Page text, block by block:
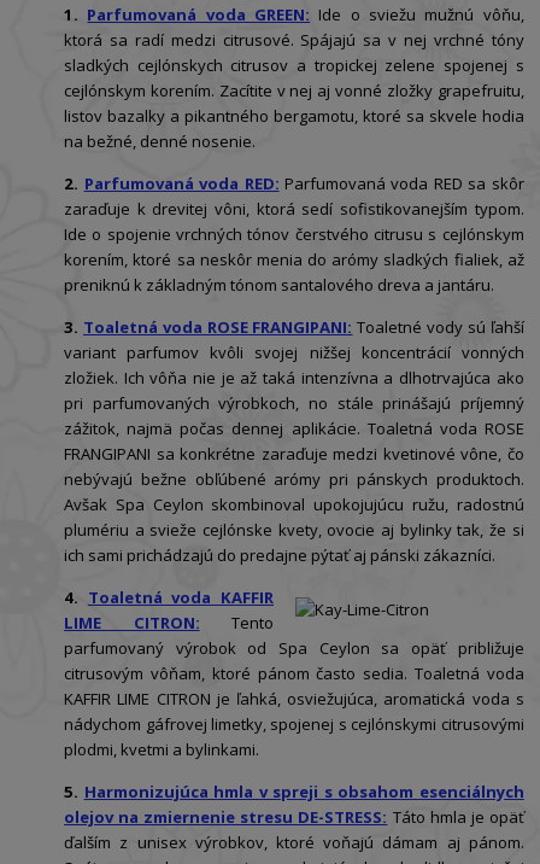
1. Parfumovaná voda GREEN: Ide o sviežu mužnú vôňu,
ktorá sa radí medzi citrusové. Spájajú sa v nej vrchné tóny
sladkých cejlónskych citrusov a tropickej zelene spojenej s
cejlónskym korením. Zacítite v nej aj vonné zložky grapefruitu,
listov bazalky a pikantného bergamotu, ktoré sa skvele hodia
na bežné, denné nosenie.
2. Parfumovaná voda RED: Parfumovaná voda RED sa skôr
zaraďuje k drevitej vôni, ktorá sedí sofistikovanejším typom.
Ide o spojenie vrchných tónov čerstvého citrusu s cejlónskym
korením, ktoré sa neskôr menia do arómy sladkých fialiek, až
preniknú k základným tónom santalového dreva a jantáru.
3. Toaletná voda ROSE FRANGIPANI: Toaletné vody sú ľahší
variant parfumov kvôli svojej nižšej koncentrácií vonných
zložiek. Ich vôňa nie je až taká intenzívna a dlhotrvajúca ako
pri parfumovaných výrobkoch, no stále prinášajú príjemný
zážitok, najmä počas dennej aplikácie. Toaletná voda ROSE
FRANGIPANI sa konkrétne zaraďuje medzi kvetinové vône, čo
nebývajú bežne obľúbené arómy pri pánskych produktoch.
Avšak Spa Ceylon skombinoval upokojujúcu ružu, radostnú
plumériu a svieže cejlónske kvety, ovocie aj bylinky tak, že si
ich sami prichádzajú do predajne pýtať aj pánski zákazníci.
4. Toaletná voda KAFFIR
LIME CITRON: Tento
parfumovaný výrobok od Spa Ceylon sa opäť približuje
citrusovým vôňam, ktoré pánom často sedia. Toaletná voda
KAFFIR LIME CITRON je ľahká, osviežujúca, aromatická voda s
nádychom gáfrovej limetky, spojenej s cejlónskymi citrusovými
plodmi, kvetmi a bylinkami.
5. Harmonizujúca hmla v spreji s obsahom esenciálnych
olejov na zmiernenie stresu DE-STRESS: Táto hmla je opäť
ďalším z unisex výrobkov, ktoré voňajú dámam aj pánom.